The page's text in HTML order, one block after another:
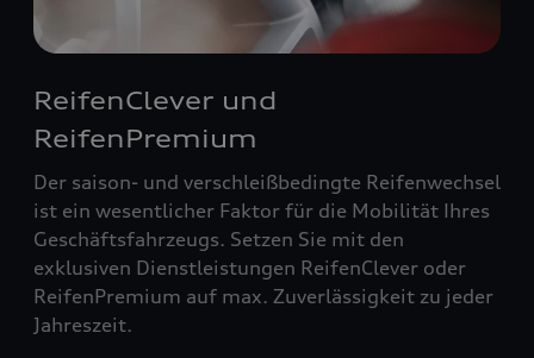
ReifenClever und
ReifenPremium
Der saison- und verschleißbedingte Reifenwechsel
ist ein wesentlicher Faktor für die Mobilität Ihres
Geschäftsfahrzeugs. Setzen Sie mit den
exklusiven Dienstleistungen ReifenClever oder
ReifenPremium auf max. Zuverlässigkeit zu jeder
Jahreszeit.